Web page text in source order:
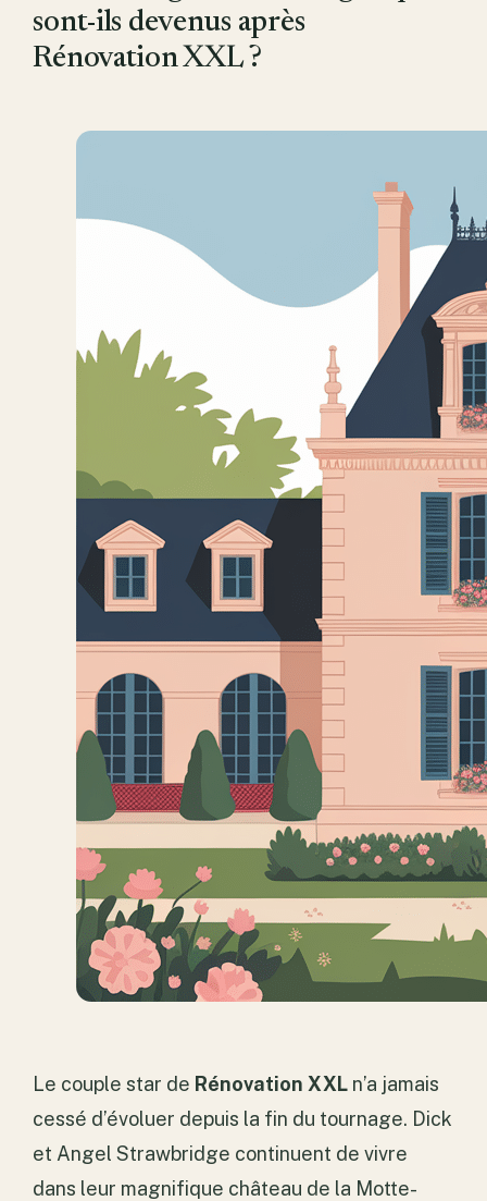
sont-ils devenus après
Rénovation XXL ?
Le couple star de Rénovation XXL n’a jamais
cessé d’évoluer depuis la fin du tournage. Dick
et Angel Strawbridge continuent de vivre
dans leur magnifique château de la Motte-